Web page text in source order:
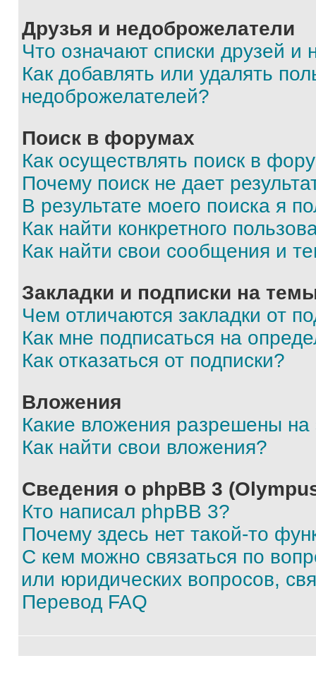
Друзья и недоброжелатели
Что означают списки друзей и
Как добавлять или удалять
недоброжелателей?
Поиск в форумах
Как осуществлять поиск в
Почему поиск не дает
В результате моего поиска я
Как найти конкретного
Как найти свои сообщения и
Закладки и подписки на
Чем отличаются закладки от
Как мне подписаться на
Как отказаться от подписки?
Вложения
Какие вложения разрешены
Как найти свои вложения?
Сведения о phpBB 3
Кто написал phpBB 3?
Почему здесь нет такой-то
С кем можно связаться по
или юридических вопросов,
Перевод FAQ